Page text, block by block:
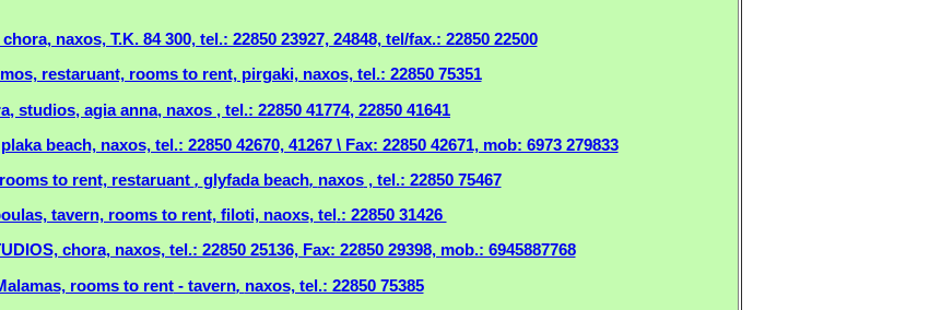
naxos, Τ.Κ. 84 300, tel.: 22850 23927, 24848, tel/fax.: 22850 22500
restaruant, rooms to rent, pirgaki, naxos, tel.: 22850 75351
studios, agia anna, naxos , tel.: 22850 41774, 22850 41641
beach, naxos, tel.: 22850 42670, 41267 \ Fax: 22850 42671, mob: 6973 279833
to rent, restaruant , glyfada beach, naxos, tel.: 22850 75467
tavern, rooms to rent, filoti, naoxs, tel.: 22850 31426
chora, naxos, tel.: 22850 25136, Fax: 22850 29398, mob.: 6945887768
rooms to rent- tavern, naxos, tel.: 22850 75385